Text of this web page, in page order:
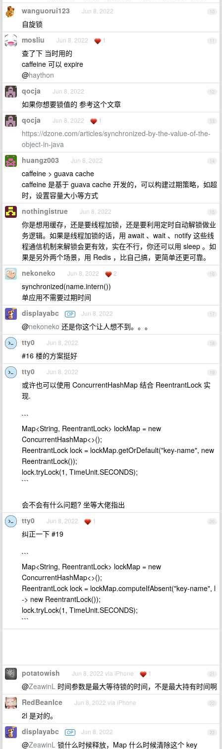
10
wanguorui123 Jun 8, 2022
自旋锁
11
mosliu Jun 8, 2022 1
查了下 当时用的
caffeine 可以 expire
@haython
12
qocja Jun 8, 2022
如果你想要锁值的 参考这个文章
13
qocja Jun 8, 2022 1
https://dzone.com/articles/synchronized-by-the-value-of-the-
object-in-java
14
huangz003 Jun 8, 2022
caffeine > guava cache
caffeine 是基于 guava cache 开发的，可以构建过期策略，如超
时，设置容量大小等方式
15
nothingistrue Jun 8, 2022
你是想用缓存，还是要线程加锁，还是要利用定时自动解锁做业
务逻辑。如果是线程加锁的话，用 await 、wait 、notify 这些线
程通信机制来解锁会更有效，实在不行，你还可以用 sleep 。如
果是另外两个场景，用 Redis ，比自己搞，更简单还更可靠。
16
nekoneko Jun 8, 2022 2
synchronized(name.intern())
单应用不需要过期时间
17
displayabc OP Jun 8, 2022
@nekoneko 还是你这个让人想不到。。。
18
tty0 Jun 8, 2022
#16 楼的方案挺好
19
tty0 Jun 8, 2022
或许也可以使用 ConcurrentHashMap 结合 ReentrantLock 实
现.
```
Map<String, ReentrantLock> lockMap = new
ConcurrentHashMap<>();
ReentrantLock lock = lockMap.getOrDefault("key-name", new
ReentrantLock());
lock.tryLock(1, TimeUnit.SECONDS);
```
会不会有什么问题? 坐等大佬指出
20
tty0 Jun 8, 2022 1
纠正一下 #19
```
Map<String, ReentrantLock> lockMap = new
ConcurrentHashMap<>();
ReentrantLock lock = lockMap.computeIfAbsent("key-name", l
-> new ReentrantLock());
lock.tryLock(1, TimeUnit.SECONDS);
```
21
potatowish Jun 8, 2022 via iPhone 1
@ZeawinL 时间参数是最大等待锁的时间，不是最大持有时间啊
22
RedBeanIce Jun 8, 2022 via iPhone
2l 是对的。
23
displayabc OP Jun 8, 2022
@ZeawinL 锁什么时候释放，Map 什么时候清除这个 key